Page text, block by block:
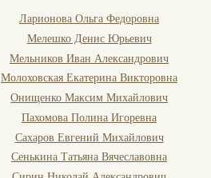
Ларионова Ольга Федоровна
Мелешко Денис Юрьевич
Мельников Иван Александрович
Молоховская Екатерина Викторовна
Онищенко Максим Михайлович
Пахомова Полина Игоревна
Сахаров Евгений Михайлович
Сенькина Татьяна Вячеславовна